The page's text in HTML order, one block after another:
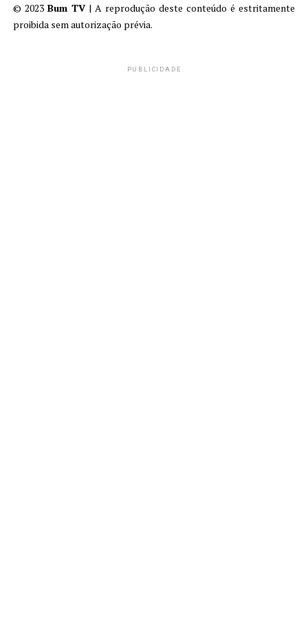
© 2023 Bum TV| A reprodução deste conteúdo é estritamente
proibida sem autorização prévia.
PUBLICIDADE